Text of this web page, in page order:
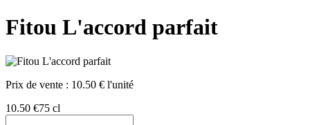
Fitou L'accord parfait
Prix de vente : 10.50 € l'unité
10.50 €75 cl